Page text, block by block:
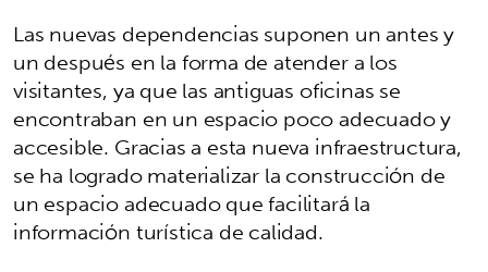
Las nuevas dependencias suponen un antes y
un después en la forma de atender a los
visitantes, ya que las antiguas oficinas se
encontraban en un espacio poco adecuado y
accesible. Gracias a esta nueva infraestructura,
se ha logrado materializar la construcción de
un espacio adecuado que facilitará la
información turística de calidad.